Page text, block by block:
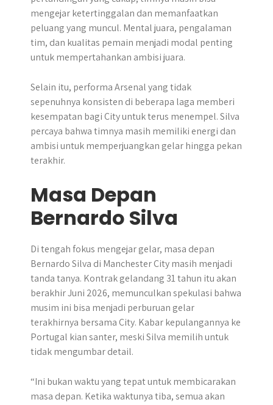
mengejar ketertinggalan dan memanfaatkan
peluang yang muncul. Mental juara, pengalaman
tim, dan kualitas pemain menjadi modal penting
untuk mempertahankan ambisi juara.
Selain itu, performa Arsenal yang tidak
sepenuhnya konsisten di beberapa laga memberi
kesempatan bagi City untuk terus menempel. Silva
percaya bahwa timnya masih memiliki energi dan
ambisi untuk memperjuangkan gelar hingga pekan
terakhir.
Masa Depan
Bernardo Silva
Di tengah fokus mengejar gelar, masa depan
Bernardo Silva di Manchester City masih menjadi
tanda tanya. Kontrak gelandang 31 tahun itu akan
berakhir Juni 2026, memunculkan spekulasi bahwa
musim ini bisa menjadi perburuan gelar
terakhirnya bersama City. Kabar kepulangannya ke
Portugal kian santer, meski Silva memilih untuk
tidak mengumbar detail.
“Ini bukan waktu yang tepat untuk membicarakan
masa depan. Ketika waktunya tiba, semua akan